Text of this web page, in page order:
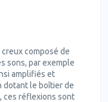
composé de
sons, par exemple
amplifiés et
dotant le boîtier de
ces réflexions sont